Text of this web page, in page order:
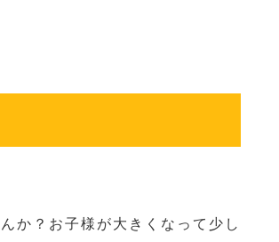
か？お子様が大きくなって少し